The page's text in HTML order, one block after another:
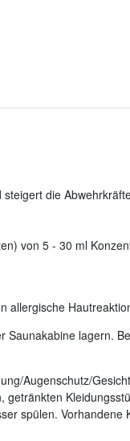
die
von 5 - 30 ml
allergische
Saunakabine lagern.
Augenschutz/
getränkten
spülen. Vorhandene